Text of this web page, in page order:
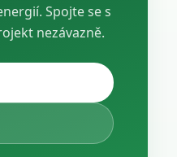
Spojte se s
nezávazně.